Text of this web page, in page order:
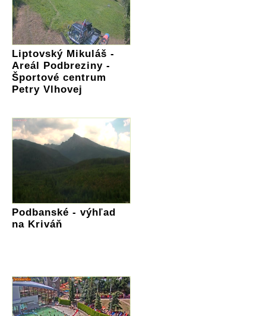
Liptovský Mikuláš -
Areál Podbreziny -
Športové centrum
Petry Vlhovej
Podbanské - výhľad
na Kriváň